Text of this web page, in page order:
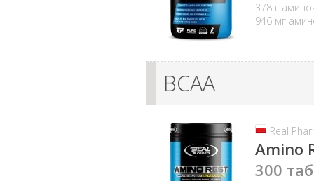
378 г
946 мг
ВСАА
Real
Amino
300